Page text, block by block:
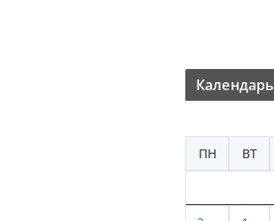
Календарь
ПН
ВТ